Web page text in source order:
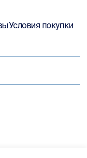
Условия покупки